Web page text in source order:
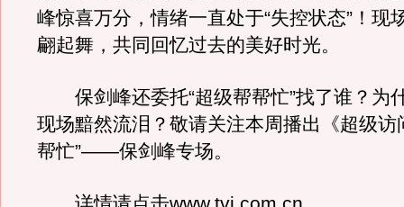
峰惊喜万分，情绪一直处于“失控状态”！现
翩起舞，共同回忆过去的美好时光。
保剑峰还委托“超级帮帮忙”找了谁？为
现场黯然流泪？敬请关注本周播出《超级访
帮忙”——保剑峰专场。